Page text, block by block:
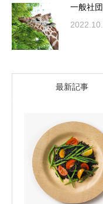
一般社
最新記事